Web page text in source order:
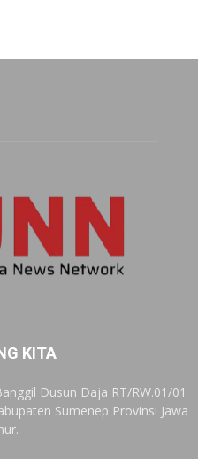
KITA
Dusun Daja RT/RW.01/01
Sumenep Provinsi Jawa